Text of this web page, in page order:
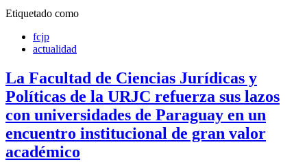
Etiquetado como
fcjp
actualidad
La Facultad de Ciencias Jurídicas y
Políticas de la URJC refuerza sus lazos
con universidades de Paraguay en un
encuentro institucional de gran valor
académico